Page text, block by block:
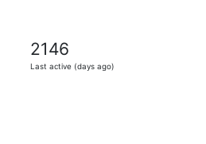
2146
Last active (days ago)